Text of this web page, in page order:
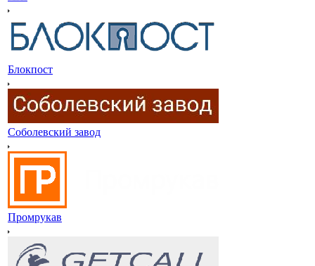
Блокпост
Соболевский завод
Промрукав